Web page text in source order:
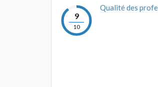
9
10
Qualité des